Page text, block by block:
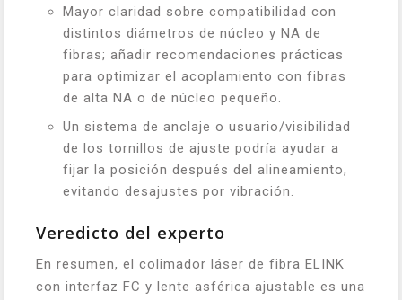
Mayor claridad sobre compatibilidad con
distintos diámetros de núcleo y NA de
fibras; añadir recomendaciones prácticas
para optimizar el acoplamiento con fibras
de alta NA o de núcleo pequeño.
Un sistema de anclaje o usuario/visibilidad
de los tornillos de ajuste podría ayudar a
fijar la posición después del alineamiento,
evitando desajustes por vibración.
Veredicto del experto
En resumen, el colimador láser de fibra ELINK
con interfaz FC y lente asférica ajustable es una